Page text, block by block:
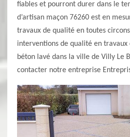
fiables et pourront durer dans le
d’artisan maçon 76260 est en
travaux de qualité en toutes
interventions de qualité en travaux
béton lavé dans la ville de Villy Le
contacter notre entreprise